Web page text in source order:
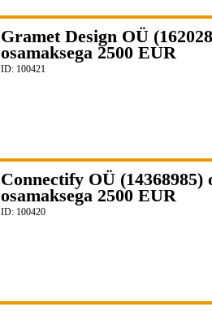
Gramet Design OÜ
osamaksega 2500 EUR
ID: 100421
Connectify OÜ (14368985)
osamaksega 2500 EUR
ID: 100420